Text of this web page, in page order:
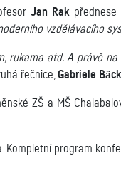
Jan Rak přednese
vzdělávacího
rukama atd. A právě
řečnice, Gabriele Bäck
ZŠ a MŠ
Kompletní program